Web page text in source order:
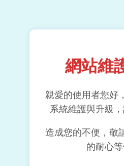
網站維
親愛的使用者您好
系統維護與升級，
造成您的不便，敬
的耐心等